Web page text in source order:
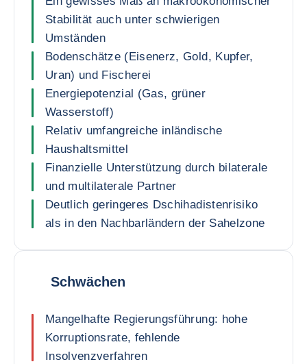
Stabilität auch unter schwierigen
Umständen
Bodenschätze (Eisenerz, Gold, Kupfer,
Uran) und Fischerei
Energiepotenzial (Gas, grüner
Wasserstoff)
Relativ umfangreiche inländische
Haushaltsmittel
Finanzielle Unterstützung durch bilaterale
und multilaterale Partner
Deutlich geringeres Dschihadistenrisiko
als in den Nachbarländern der Sahelzone
Schwächen
Mangelhafte Regierungsführung: hohe
Korruptionsrate, fehlende
Insolvenzverfahren